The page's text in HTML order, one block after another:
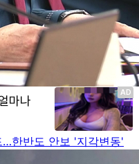
한반도 안보 '지각변동'